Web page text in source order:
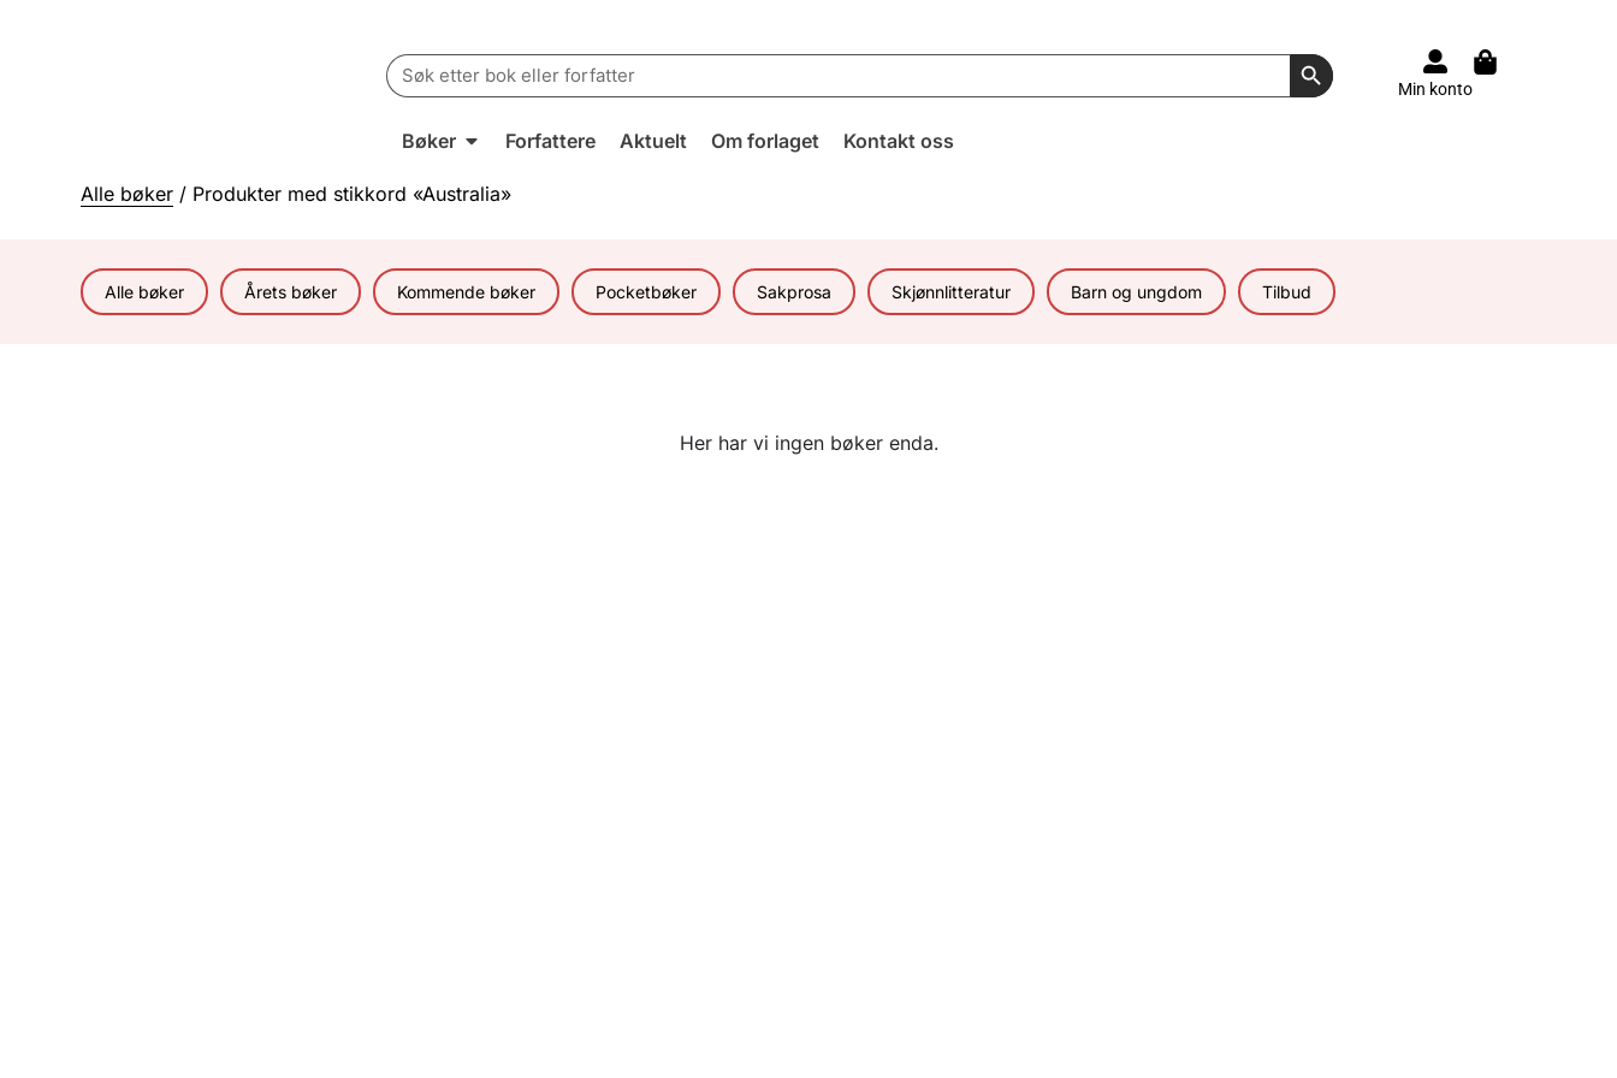
Search
for:
Search Button
Min konto
Bøker Forfattere Aktuelt Om forlaget Kontakt oss
Alle bøker / Produkter med stikkord «Australia»
Alle bøker Årets bøker Kommende bøker Pocketbøker Sakprosa Skjønnlitteratur Barn og ungdom Tilbud
Her har vi ingen bøker enda.